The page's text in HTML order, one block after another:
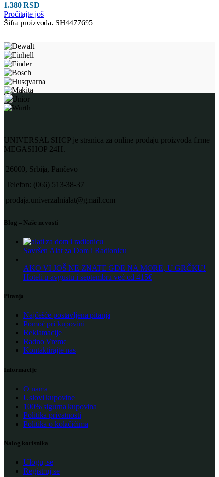
1.380 RSD
Pročitajte još
Šifra proizvoda: SH4477695
UNIVERSAL SHOP je stranica za online prodaju proizvoda firme
MEGASHOP 24H.
26000, Srbija, Pančevo
Telefon: (066) 513-38-37
prodaja.univerzalnialat@gmail.com
Blog – Naše novosti
Savršen Alat za Dom i Radionicu
AKO VI JOŠ NE ZNATE GDE NA MORE, U GRČKU!
Hoteli u avgustu i septembru već od 415€
Pitanja
Najčešće postavljena pitanja
Pomoć pri kupovini
Reklamacije
Radno Vreme
Kontaktirajte nas
Informacije
O nama
Uslovi kupovine
100% sigurna kupovina
Politika privatnosti
Politika o kolačićima
Nalog korisnika
Uloguj se
Registruj se